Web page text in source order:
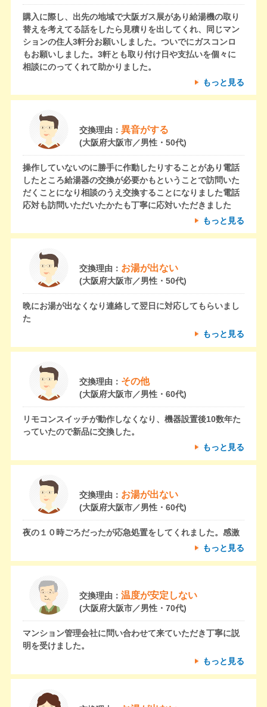
購入に際し、出先の地域で大阪ガス展があり給湯機の取り
替えを考えてる話をしたら見積りを出してくれ、同じマン
ションの住人3軒分お願いしました。ついでにガスコンロ
もお願いしました。3軒とも取り付け日や支払いを個々に
相談にのってくれて助かりました。
もっと見る
交換理由： 異音がする
(大阪府大阪市／男性・50代)
操作していないのに勝手に作動したりすることがあり電話
したところ給湯器の交換が必要かもということで訪問いた
だくことになり相談のうえ交換することになりました電話
応対も訪問いただいたかたも丁寧に応対いただきました
もっと見る
交換理由： お湯が出ない
(大阪府大阪市／男性・50代)
晩にお湯が出なくなり連絡して翌日に対応してもらいまし
た
もっと見る
交換理由： その他
(大阪府大阪市／男性・60代)
リモコンスイッチが動作しなくなり、機器設置後10数年た
っていたので新品に交換した。
もっと見る
交換理由： お湯が出ない
(大阪府大阪市／男性・60代)
夜の１０時ごろだったが応急処置をしてくれました。感激
もっと見る
交換理由： 温度が安定しない
(大阪府大阪市／男性・70代)
マンション管理会社に問い合わせて来ていただき丁寧に説
明を受けました。
もっと見る